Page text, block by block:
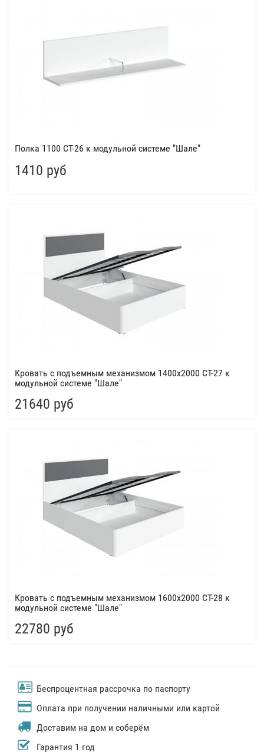
Полка 1100 СТ-26 к модульной системе "Шале"
1410 руб
Кровать с подъемным механизмом 1400х2000 СТ-27 к
модульной системе "Шале"
21640 руб
Кровать с подъемным механизмом 1600х2000 СТ-28 к
модульной системе "Шале"
22780 руб
Беспроцентная рассрочка по паспорту
Оплата при получении наличными или картой
Доставим на дом и соберём
Гарантия 1 год